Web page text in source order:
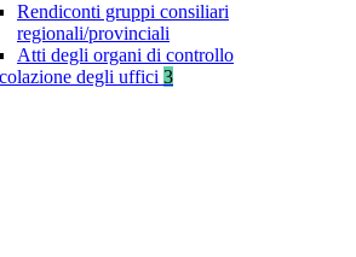
Rendiconti gruppi consiliari
regionali/provinciali
Atti degli organi di controllo
degli uffici 3